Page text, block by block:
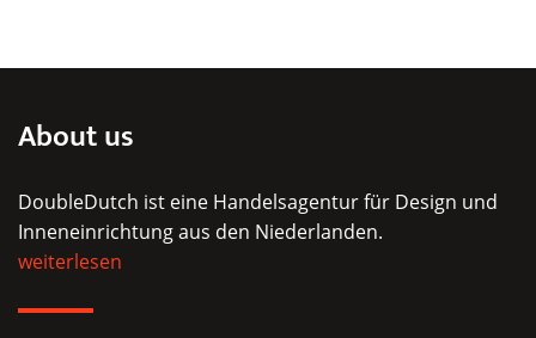
About us
DoubleDutch ist eine Handelsagentur für Design und
Inneneinrichtung aus den Niederlanden.
weiterlesen